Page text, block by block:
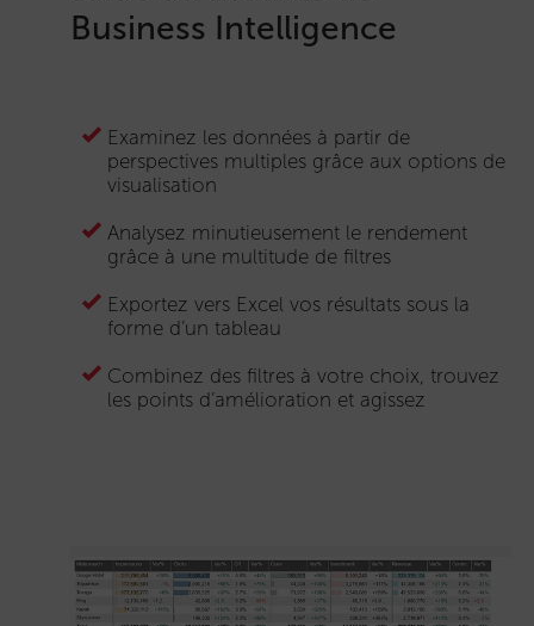
Business Intelligence
Examinez les données à partir de
perspectives multiples grâce aux options de
visualisation
Analysez minutieusement le rendement
grâce à une multitude de filtres
Exportez vers Excel vos résultats sous la
forme d’un tableau
Combinez des filtres à votre choix, trouvez
les points d’amélioration et agissez